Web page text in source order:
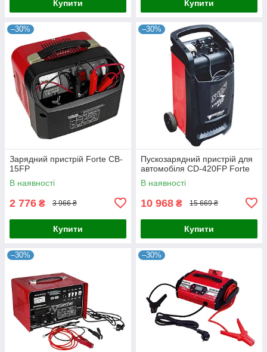
Купити Купити
–30%
Зарядний пристрій Forte CB-
15FP
В наявності
2 776 ₴ 3 966 ₴
Купити
–30%
Пускозарядний пристрій для
автомобіля CD-420FP Forte
В наявності
10 968 ₴ 15 669 ₴
Купити
–30% –30%